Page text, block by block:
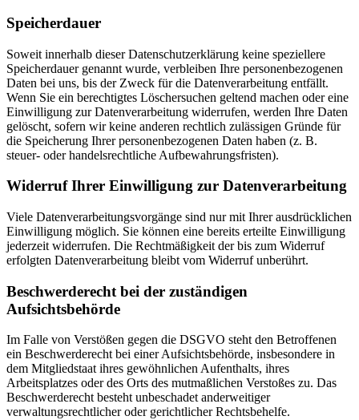
Speicherdauer
Soweit innerhalb dieser Datenschutzerklärung keine speziellere
Speicherdauer genannt wurde, verbleiben Ihre personenbezogenen
Daten bei uns, bis der Zweck für die Datenverarbeitung entfällt.
Wenn Sie ein berechtigtes Löschersuchen geltend machen oder eine
Einwilligung zur Datenverarbeitung widerrufen, werden Ihre Daten
gelöscht, sofern wir keine anderen rechtlich zulässigen Gründe für
die Speicherung Ihrer personenbezogenen Daten haben (z. B.
steuer- oder handelsrechtliche Aufbewahrungsfristen).
Widerruf Ihrer Einwilligung zur Datenverarbeitung
Viele Datenverarbeitungsvorgänge sind nur mit Ihrer ausdrücklichen
Einwilligung möglich. Sie können eine bereits erteilte Einwilligung
jederzeit widerrufen. Die Rechtmäßigkeit der bis zum Widerruf
erfolgten Datenverarbeitung bleibt vom Widerruf unberührt.
Beschwerderecht bei der zuständigen
Aufsichtsbehörde
Im Falle von Verstößen gegen die DSGVO steht den Betroffenen
ein Beschwerderecht bei einer Aufsichtsbehörde, insbesondere in
dem Mitgliedstaat ihres gewöhnlichen Aufenthalts, ihres
Arbeitsplatzes oder des Orts des mutmaßlichen Verstoßes zu. Das
Beschwerderecht besteht unbeschadet anderweitiger
verwaltungsrechtlicher oder gerichtlicher Rechtsbehelfe.